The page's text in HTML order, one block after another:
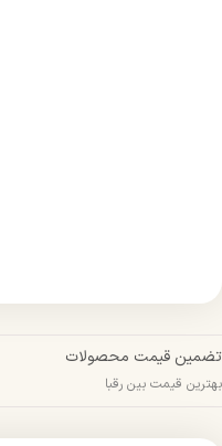
تضمین قیمت محصولات
بهترین قیمت بین رقبا